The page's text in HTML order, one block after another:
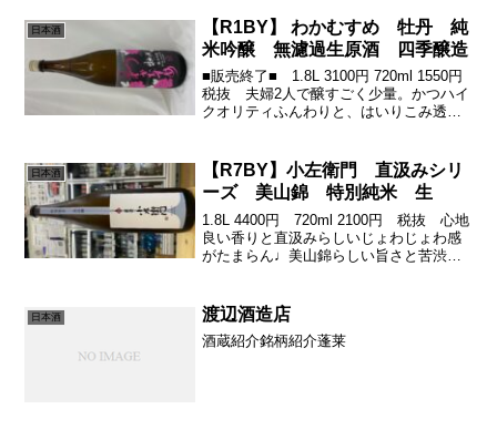
日本酒
【R1BY】 わかむすめ 牡丹 純
米吟醸 無濾過生原酒 四季醸造
■販売終了■ 1.8L 3100円 720ml 1550円
税抜 夫婦2人で醸すごく少量。かつハイ
クオリティふんわりと、はいりこみ透明
口県の山奥にそこに、わか...
日本酒
【R7BY】小左衛門 直汲みシリ
ーズ 美山錦 特別純米 生
1.8L 4400円 720ml 2100円 税抜 心地
良い香りと直汲みらしいじょわじょわ感
がたまらん♩美山錦らしい旨さと苦渋の
ないごく稀少なのも、酒好きの心をくす
ぐ...
日本酒 渡辺酒造店
酒蔵紹介銘柄紹介蓬莱